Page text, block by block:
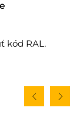
kód RAL.